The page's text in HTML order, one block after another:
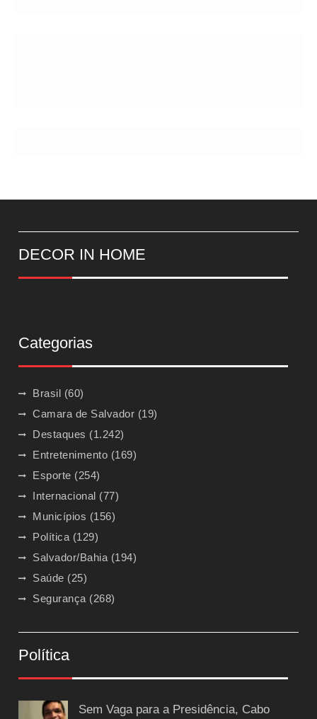
DECOR IN HOME
Categorias
Brasil (60)
Camara de Salvador (19)
Destaques (1.242)
Entretenimento (169)
Esporte (254)
Internacional (77)
Municípios (156)
Política (129)
Salvador/Bahia (194)
Saúde (25)
Segurança (268)
Política
Sem Vaga para a Presidência, Cabo